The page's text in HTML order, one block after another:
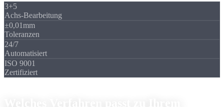
3+5
Achs-Bearbeitung
±0,01mm
Toleranzen
24/7
Automatisiert
ISO 9001
Zertifiziert